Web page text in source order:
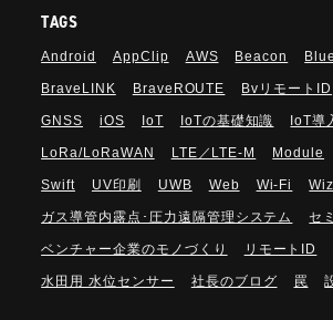
TAGS
Android AppClip AWS Beacon
BraveLINK BraveROUTE BvリモートID
GNSS iOS IoT IoTの基礎知識 IoT導
LoRa/LoRaWAN LTE／LTE-M Module
Swift UV印刷 UWB Web Wi-Fi
ガス導管内露点･圧力遠隔管理システム セ
ベンチャー企業のモノづくり リモートID
水田用 水位センサー 社長のブログ 罠